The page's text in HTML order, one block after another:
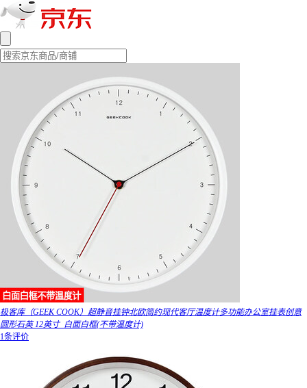
极客库（GEEK COOK）超静音挂钟北欧简约现代客厅温度计多功能办公室挂表创意
圆形石英 12英寸_白面白框(不带温度计)
1条评价